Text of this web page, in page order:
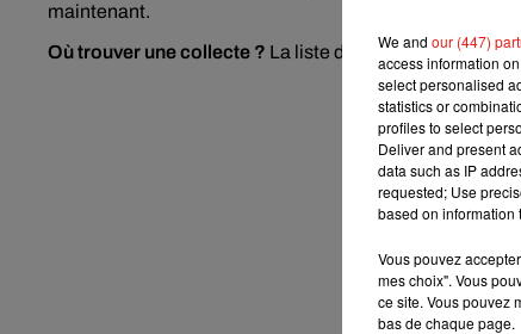
maintenant.
Où trouver une collecte ? La liste des centres de don
We and our (447)
access information
select personalised
statistics or
profiles to select
Deliver and present
data such as IP
requested; Use
based on information
Vous pouvez
mes choix". Vous
ce site. Vous pouvez
bas de chaque page.